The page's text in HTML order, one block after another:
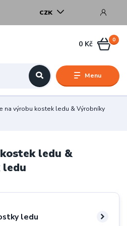
Menu
CZK
0
0 Kč
na výrobu kostek ledu & Výrobníky
ledu &
ledu
ledu